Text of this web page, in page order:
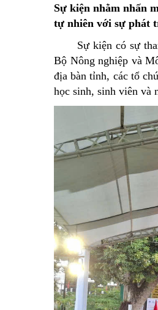
Thông báo hoạt động
ocop tỉnh lạng sơn
Nông nghiệp thông minh
Sự kiện nhằm nhấn
tự nhiên với sự phát
Sự kiện có sự
Bộ Nông nghiệp và
địa bàn tỉnh, các tổ
học sinh, sinh viên và